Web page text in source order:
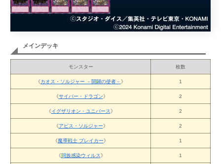
メインデッキ
モンスター 枚数
《カオス・ソルジャー －開闢の使者－》 1
《サイバー・ドラゴン》 2
《イグザリオン・ユニバース》 2
《アビス・ソルジャー》 2
《魔導戦士 ブレイカー》 1
《同族感染ウィルス》 1